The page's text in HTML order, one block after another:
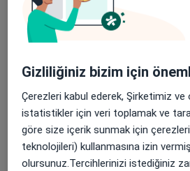
Anne Baba Ayrılığı
Anne-Baba Eğitimi ve
Ağaç Testi
Ağlama ve Öfke Nöbetleri
Beck Anksiyete Ölçeği
Beck Depresyon Ölçeği
Gizliliğiniz bizim için
Çerezleri kabul ederek, Şirketimiz ve
istatistikler için veri toplamak ve
göre size içerik sunmak için
teknolojileri) kullanmasına izin vermiş
olursunuz.Tercihlerinizi istediğiniz